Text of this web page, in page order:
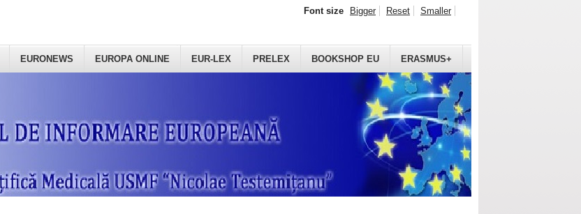
EURONEWS EUROPA ONLINE EUR-LEX PRELEX BOOKSHOP EU ERASMUS+
Font size Bigger Reset Smaller